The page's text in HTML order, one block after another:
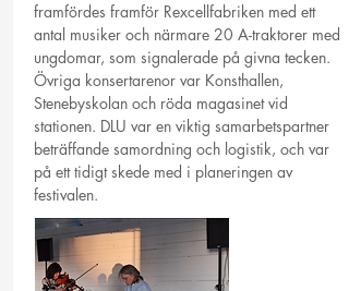
framfördes framför Rexcellfabriken med ett
antal musiker och närmare 20 A-traktorer med
ungdomar, som signalerade på givna tecken.
Övriga konsertarenor var Konsthallen,
Stenebyskolan och röda magasinet vid
stationen. DLU var en viktig samarbetspartner
beträffande samordning och logistik, och var
på ett tidigt skede med i planeringen av
festivalen.